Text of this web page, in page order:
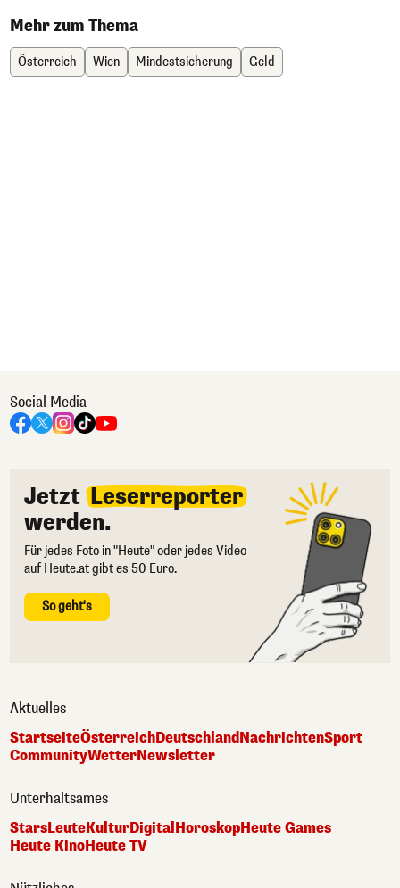
Mehr zum Thema
Österreich Wien Mindestsicherung Geld
Social Media
Jetzt Leserreporter
werden.
Für jedes Foto in "Heute" oder jedes Video
auf Heute.at gibt es 50 Euro.
So geht's
Aktuelles
StartseiteÖsterreichDeutschlandNachrichtenSport
CommunityWetterNewsletter
Unterhaltsames
StarsLeuteKulturDigitalHoroskopHeute Games
Heute KinoHeute TV